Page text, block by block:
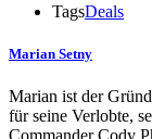
TagsDeals
Marian Setny
Marian ist der
für seine Verlobte,